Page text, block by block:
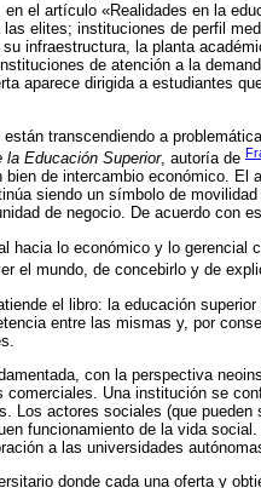
en el artículo «Realidades en la
elites; instituciones de perfil
infraestructura, la planta
de atención a la
aparece dirigida a estudiantes
transcendiendo a
la Educación Superior, autoría de
de intercambio económico. El
siendo un símbolo de
de negocio. De acuerdo con
hacia lo económico y lo gerencial
el mundo, de concebirlo y de
el libro: la educación
entre las mismas y, por
con la perspectiva
Una institución se
Los actores sociales (que pueden
funcionamiento de la vida
a las universidades
donde cada una oferta y